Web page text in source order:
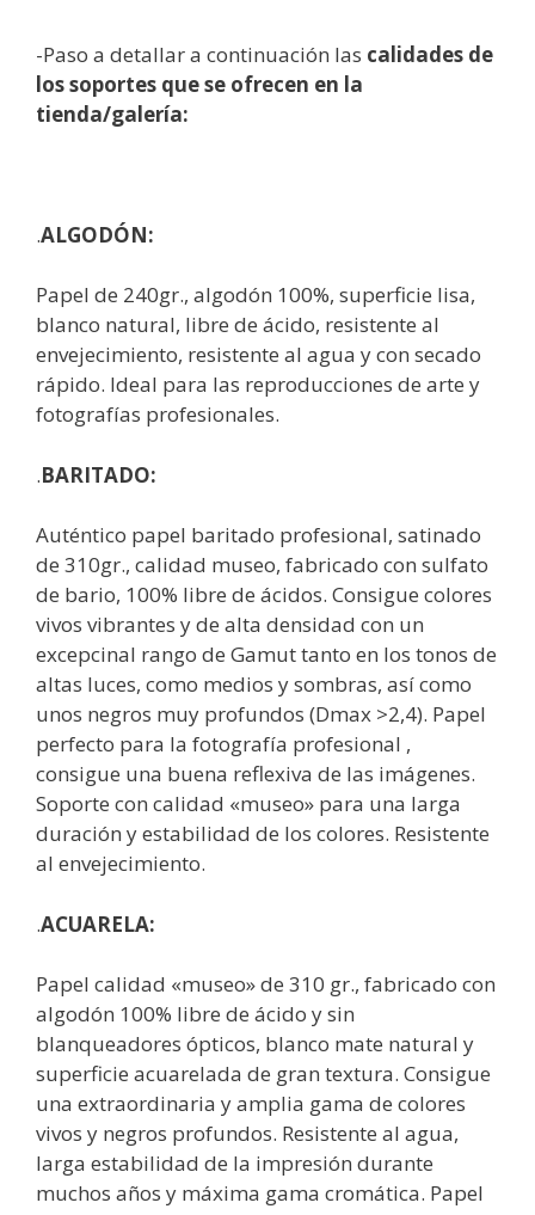
-Paso a detallar a continuación las calidades de
los soportes que se ofrecen en la
tienda/galería:
.ALGODÓN:
Papel de 240gr., algodón 100%, superficie lisa,
blanco natural, libre de ácido, resistente al
envejecimiento, resistente al agua y con secado
rápido. Ideal para las reproducciones de arte y
fotografías profesionales.
.BARITADO:
Auténtico papel baritado profesional, satinado
de 310gr., calidad museo, fabricado con sulfato
de bario, 100% libre de ácidos. Consigue colores
vivos vibrantes y de alta densidad con un
excepcinal rango de Gamut tanto en los tonos de
altas luces, como medios y sombras, así como
unos negros muy profundos (Dmax >2,4). Papel
perfecto para la fotografía profesional ,
consigue una buena reflexiva de las imágenes.
Soporte con calidad «museo» para una larga
duración y estabilidad de los colores. Resistente
al envejecimiento.
.ACUARELA:
Papel calidad «museo» de 310 gr., fabricado con
algodón 100% libre de ácido y sin
blanqueadores ópticos, blanco mate natural y
superficie acuarelada de gran textura. Consigue
una extraordinaria y amplia gama de colores
vivos y negros profundos. Resistente al agua,
larga estabilidad de la impresión durante
muchos años y máxima gama cromática. Papel